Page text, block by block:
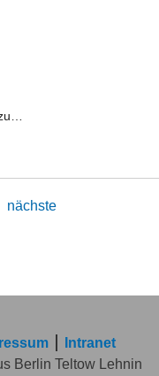
nächste
Intranet
Berlin Teltow Lehnin